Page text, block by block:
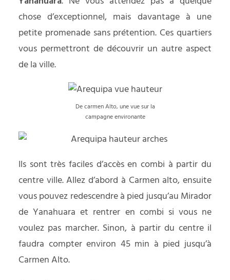
chose d’exceptionnel, mais davantage à une
petite promenade sans prétention. Ces quartiers
vous permettront de découvrir un autre aspect
de la ville.
De carmen Alto, une vue sur la
campagne environante
Ils sont très faciles d’accès en combi à partir du
centre ville. Allez d’abord à Carmen alto, ensuite
vous pouvez redescendre à pied jusqu’au Mirador
de Yanahuara et rentrer en combi si vous ne
voulez pas marcher. Sinon, à partir du centre il
faudra compter environ 45 min à pied jusqu’à
Carmen Alto.